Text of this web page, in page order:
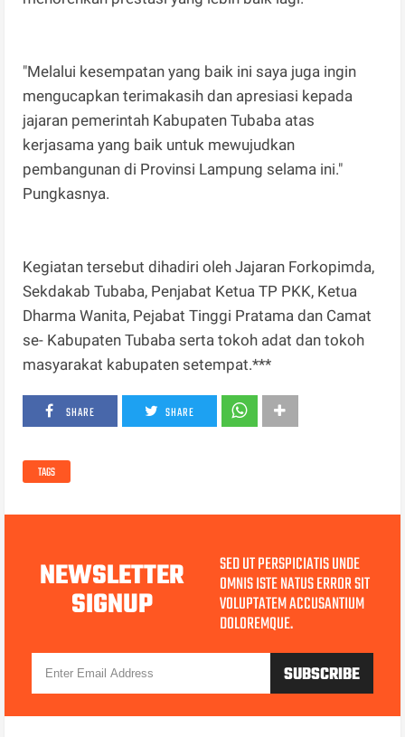
"Melalui kesempatan yang baik ini saya juga ingin
mengucapkan terimakasih dan apresiasi kepada
jajaran pemerintah Kabupaten Tubaba atas
kerjasama yang baik untuk mewujudkan
pembangunan di Provinsi Lampung selama ini."
Pungkasnya.
Kegiatan tersebut dihadiri oleh Jajaran Forkopimda,
Sekdakab Tubaba, Penjabat Ketua TP PKK, Ketua
Dharma Wanita, Pejabat Tinggi Pratama dan Camat
se- Kabupaten Tubaba serta tokoh adat dan tokoh
masyarakat kabupaten setempat.***
SHARE SHARE
TAGS
NEWSLETTER
SIGNUP
SED UT PERSPICIATIS UNDE
OMNIS ISTE NATUS ERROR SIT
VOLUPTATEM ACCUSANTIUM
DOLOREMQUE.